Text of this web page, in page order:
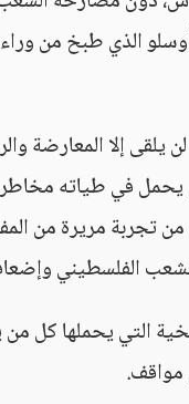
الذي طبخ من
يلقى إلا
في طياته مخاطر لا
من تجربة مريرة من
الفلسطيني
التي يحملها
مواقف.